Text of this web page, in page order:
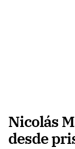
Nicolás
desde